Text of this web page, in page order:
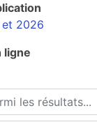
2026
ligne
les résultats...